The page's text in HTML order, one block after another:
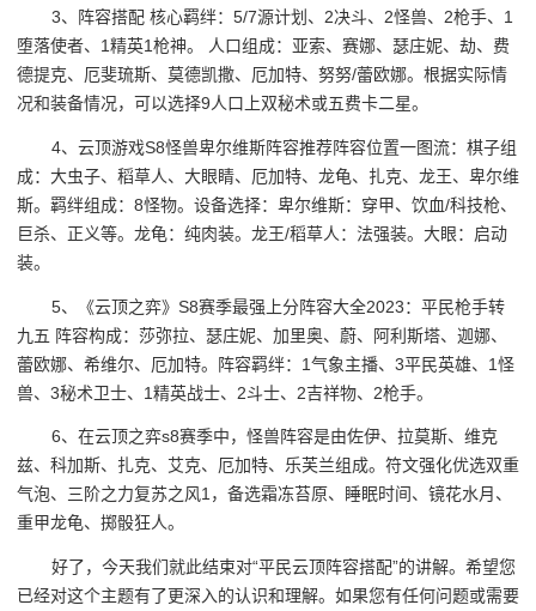
3、阵容搭配 核心羁绊：5/7源计划、2决斗、2怪兽、2枪手、1
堕落使者、1精英1枪神。 人口组成：亚索、赛娜、瑟庄妮、劫、费
德提克、厄斐琉斯、莫德凯撒、厄加特、努努/蕾欧娜。根据实际情
况和装备情况，可以选择9人口上双秘术或五费卡二星。
4、云顶游戏S8怪兽卑尔维斯阵容推荐阵容位置一图流：棋子组
成：大虫子、稻草人、大眼睛、厄加特、龙龟、扎克、龙王、卑尔维
斯。羁绊组成：8怪物。设备选择：卑尔维斯：穿甲、饮血/科技枪、
巨杀、正义等。龙龟：纯肉装。龙王/稻草人：法强装。大眼：启动
装。
5、《云顶之弈》S8赛季最强上分阵容大全2023：平民枪手转
九五 阵容构成：莎弥拉、瑟庄妮、加里奥、蔚、阿利斯塔、迦娜、
蕾欧娜、希维尔、厄加特。阵容羁绊：1气象主播、3平民英雄、1怪
兽、3秘术卫士、1精英战士、2斗士、2吉祥物、2枪手。
6、在云顶之弈s8赛季中，怪兽阵容是由佐伊、拉莫斯、维克
兹、科加斯、扎克、艾克、厄加特、乐芙兰组成。符文强化优选双重
气泡、三阶之力复苏之风1，备选霜冻苔原、睡眠时间、镜花水月、
重甲龙龟、掷骰狂人。
好了，今天我们就此结束对“平民云顶阵容搭配”的讲解。希望您
已经对这个主题有了更深入的认识和理解。如果您有任何问题或需要